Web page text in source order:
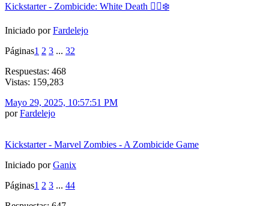
Kickstarter - Zombicide: White Death 🧟‍♂️❄️
Iniciado porFardelejo
Páginas1 2 3 ... 32
Respuestas: 468
Vistas: 159,283
Mayo 29, 2025, 10:57:51 PM
porFardelejo
Kickstarter - Marvel Zombies - A Zombicide Game
Iniciado porGanix
Páginas1 2 3 ... 44